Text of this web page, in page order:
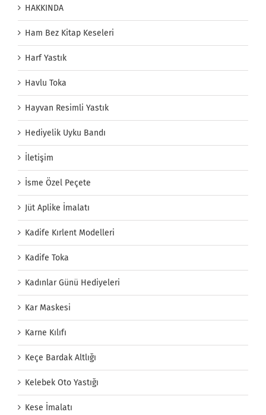
HAKKINDA
Ham Bez Kitap Keseleri
Harf Yastık
Havlu Toka
Hayvan Resimli Yastık
Hediyelik Uyku Bandı
İletişim
İsme Özel Peçete
Jüt Aplike İmalatı
Kadife Kırlent Modelleri
Kadife Toka
Kadınlar Günü Hediyeleri
Kar Maskesi
Karne Kılıfı
Keçe Bardak Altlığı
Kelebek Oto Yastığı
Kese İmalatı